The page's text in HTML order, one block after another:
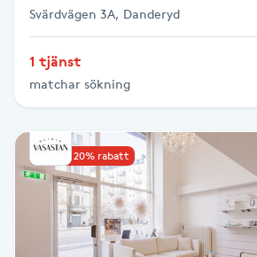
Massage
Medial vägledning
Medicinsk massage
Meditation
Svärdvägen 3A, Danderyd
1 tjänst
matchar sökning
Upp till 20% rabatt